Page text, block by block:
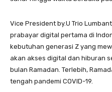
Vice President by.U Trio
prabayar digital pertama di
kebutuhan generasi Z yang
akan akses digital dan hiburan
bulan Ramadan. Terlebih,
tengah pandemi COVID-19.